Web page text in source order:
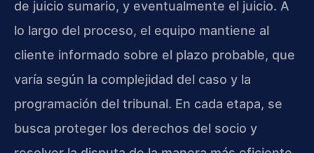
de juicio sumario, y eventualmente el juicio. A
lo largo del proceso, el equipo mantiene al
cliente informado sobre el plazo probable, que
varía según la complejidad del caso y la
programación del tribunal. En cada etapa, se
busca proteger los derechos del socio y